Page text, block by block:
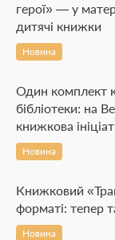
герої» — у
дитячі книжки
Новина
Один комплект
бібліотеки: на
книжкова
Новина
Книжковий
форматі: тепер
Новина